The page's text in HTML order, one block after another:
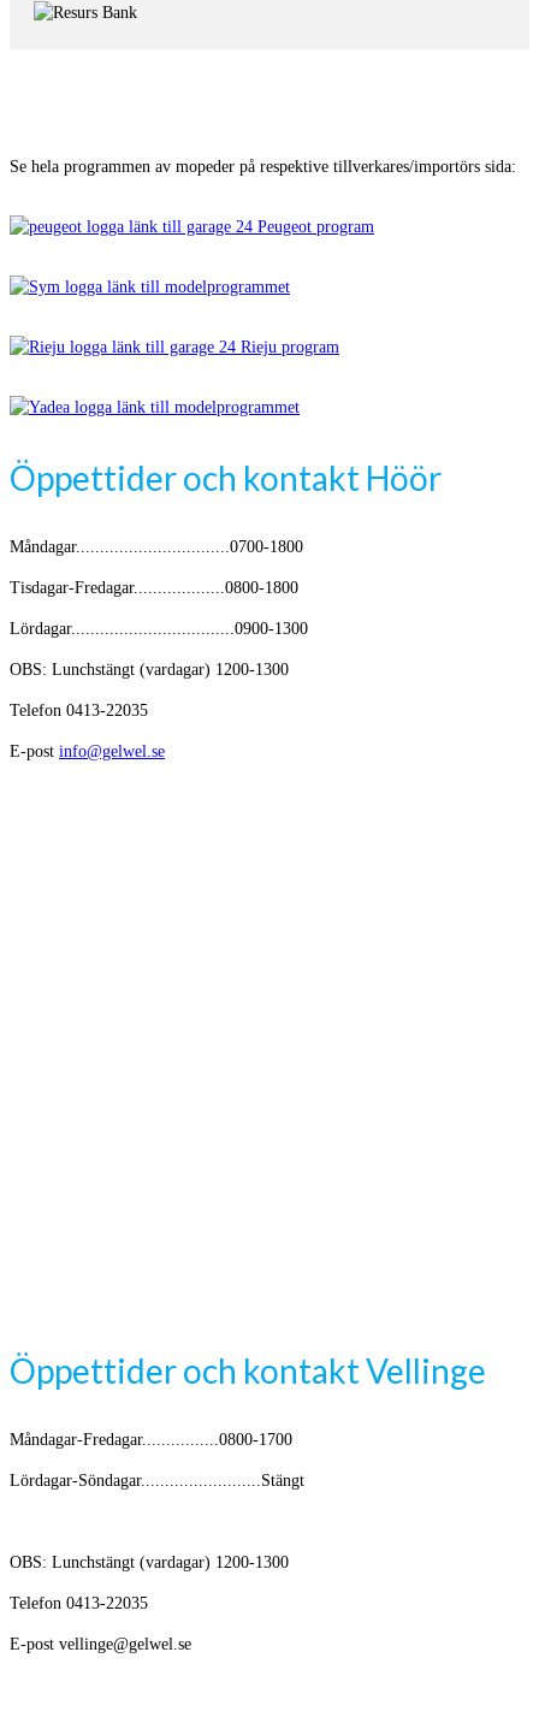
Se hela programmen av mopeder på respektive tillverkares/importörs sida:
Öppettider och kontakt Höör
Måndagar................................0700-1800
Tisdagar-Fredagar...................0800-1800
Lördagar..................................0900-1300
OBS: Lunchstängt (vardagar) 1200-1300
Telefon 0413-22035
E-post info@gelwel.se
Öppettider och kontakt Vellinge
Måndagar-Fredagar................0800-1700
Lördagar-Söndagar.........................Stängt
OBS: Lunchstängt (vardagar) 1200-1300
Telefon 0413-22035
E-post vellinge@gelwel.se